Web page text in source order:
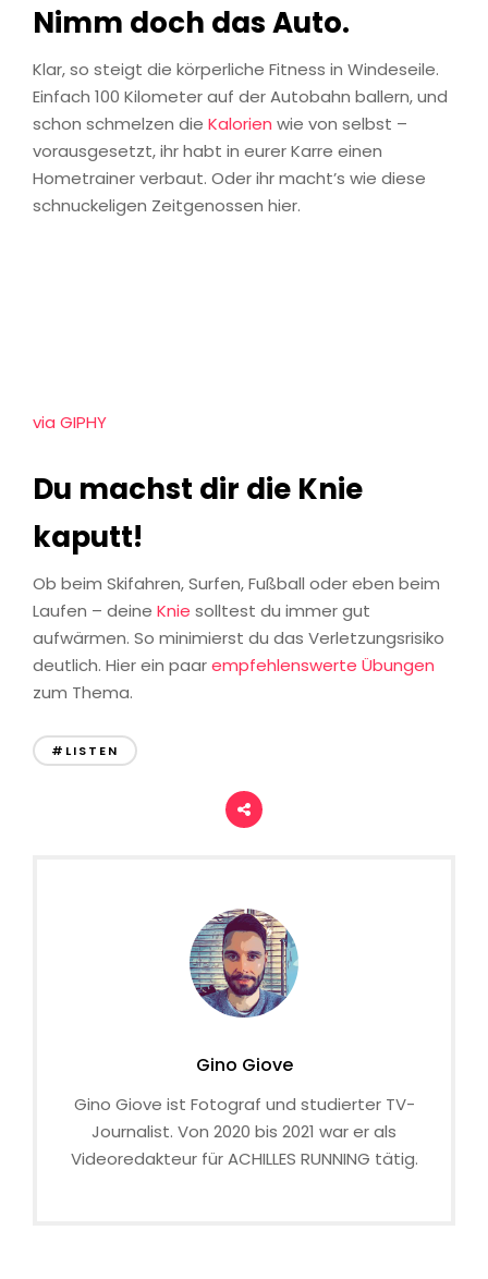
Nimm doch das Auto.
Klar, so steigt die körperliche Fitness in Windeseile.
Einfach 100 Kilometer auf der Autobahn ballern, und
schon schmelzen die Kalorien wie von selbst –
vorausgesetzt, ihr habt in eurer Karre einen
Hometrainer verbaut. Oder ihr macht’s wie diese
schnuckeligen Zeitgenossen hier.
via GIPHY
Du machst dir die Knie
kaputt!
Ob beim Skifahren, Surfen, Fußball oder eben beim
Laufen – deine Knie solltest du immer gut
aufwärmen. So minimierst du das Verletzungsrisiko
deutlich. Hier ein paarempfehlenswerte Übungen
zum Thema.
#LISTEN
Gino Giove
Gino Giove ist Fotograf und studierter TV-
Journalist. Von 2020 bis 2021 war er als
Videoredakteur für ACHILLES RUNNING tätig.